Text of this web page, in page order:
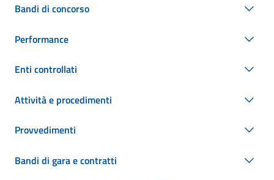
Bandi di concorso
Performance
Enti controllati
Attività e procedimenti
Provvedimenti
Bandi di gara e contratti